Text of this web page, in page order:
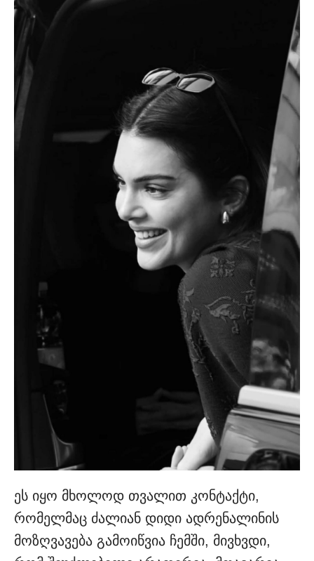
ეს იყო მხოლოდ თვალით კონტაქტი,
რომელმაც ძალიან დიდი ადრენალინის
მოზღვავება გამოიწვია ჩემში, მივხვდი,